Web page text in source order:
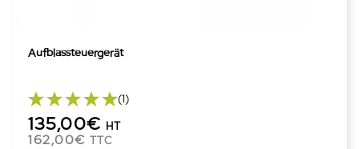
Aufblassteuergerät
(1)
135,00€ HT
162,00€ TTC